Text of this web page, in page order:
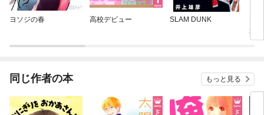
ヨソジの春 高校デビュー SLAM DUNK
な
か
同じ作者の本 もっと見る